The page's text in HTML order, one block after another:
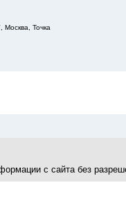
Москва, Точка
с сайта без